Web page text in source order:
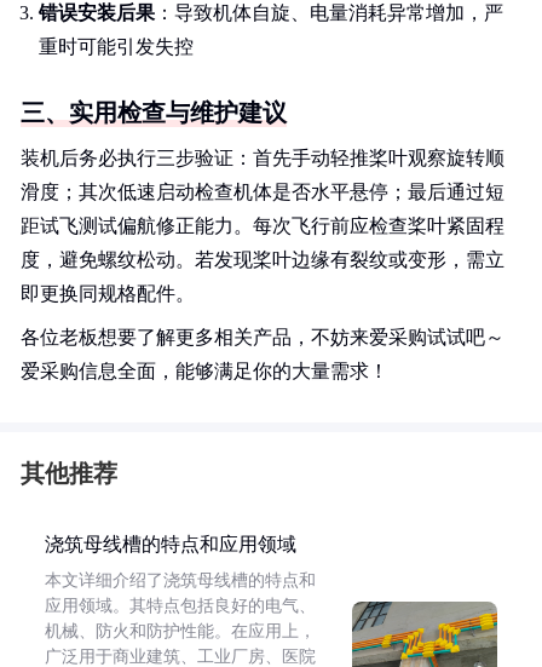
错误安装后果 ：导致机体自旋、电量消耗异常增加，严
重时可能引发失控
三、实用检查与维护建议
装机后务必执行三步验证：首先手动轻推桨叶观察旋转顺
滑度；其次低速启动检查机体是否水平悬停；最后通过短
距试飞测试偏航修正能力。每次飞行前应检查桨叶紧固程
度，避免螺纹松动。若发现桨叶边缘有裂纹或变形，需立
即更换同规格配件。
各位老板想要了解更多相关产品，不妨来爱采购试试吧～
爱采购信息全面，能够满足你的大量需求！
其他推荐
浇筑母线槽的特点和应用领域
本文详细介绍了浇筑母线槽的特点和
应用领域。其特点包括良好的电气、
机械、防火和防护性能。在应用上，
广泛用于商业建筑、工业厂房、医院